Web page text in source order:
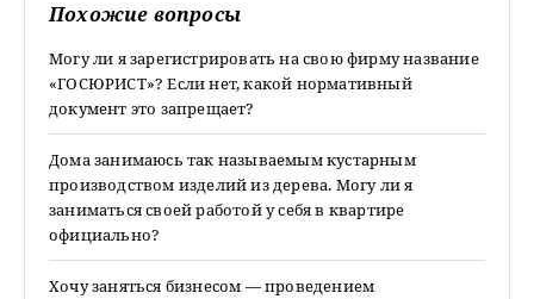
Похожие вопросы
Могу ли я зарегистрировать на свою фирму название
«ГОСЮРИСТ»? Если нет, какой нормативный
документ это запрещает?
Дома занимаюсь так называемым кустарным
производством изделий из дерева. Могу ли я
заниматься своей работой у себя в квартире
официально?
Хочу заняться бизнесом — проведением